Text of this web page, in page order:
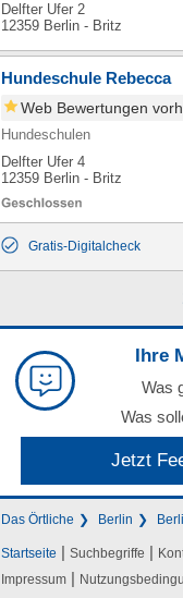
Delfter Ufer 2
12359 Berlin - Britz
Hundeschule Rebecca
Web Bewertungen
Hundeschulen
Delfter Ufer 4
12359 Berlin - Britz
Gratis-Digitalcheck
Ihre
Was
Was
Jetzt
Das Örtliche Berlin
Startseite | Suchbegriffe |
Impressum |